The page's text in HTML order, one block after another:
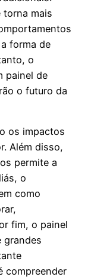
torna mais
forma de
o
painel de
o futuro da
os impactos
Além disso,
permite a
o
como
fim, o painel
grandes
compreender